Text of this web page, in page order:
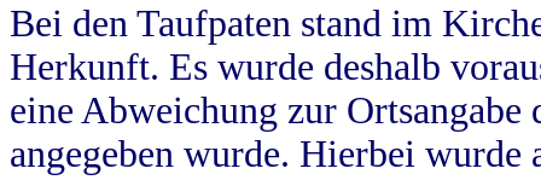
Bei den Taufpaten stand im
Herkunft. Es wurde deshalb
eine Abweichung zur
angegeben wurde. Hierbei wurde